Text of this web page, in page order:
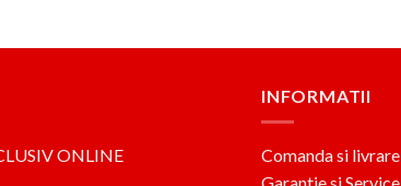
ONLINE
INFORMATII
Comanda si livrare